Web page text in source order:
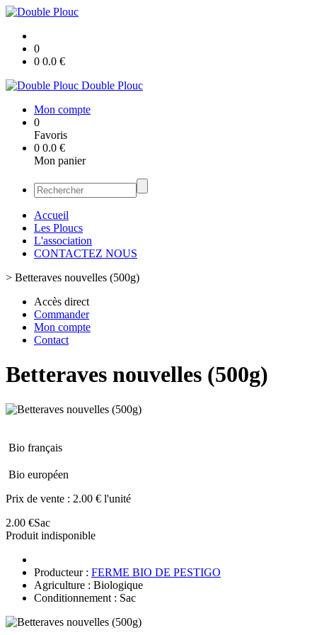
0
0 0.0 €
Double Plouc
Mon compte
0
Favoris
0 0.0 €
Mon panier
Accueil
Les Ploucs
L'association
CONTACTEZ NOUS
> Betteraves nouvelles (500g)
Accès direct
Commander
Mon compte
Contact
Betteraves nouvelles (500g)
Bio français
Bio européen
Prix de vente : 2.00 € l'unité
2.00 €Sac
Produit indisponible
Producteur : FERME BIO DE PESTIGO
Agriculture : Biologique
Conditionnement : Sac